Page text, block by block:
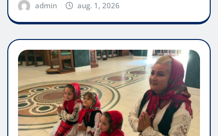
admin aug. 1, 2026